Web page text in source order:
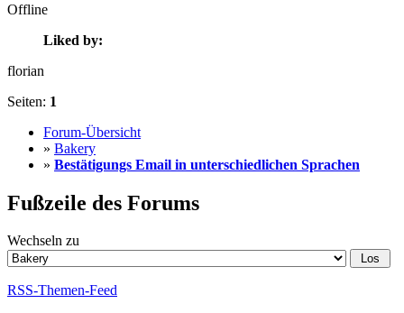
Offline
Liked by:
florian
Seiten: 1
Forum-Übersicht
» Bakery
» Bestätigungs Email in unterschiedlichen Sprachen
Fußzeile des Forums
Wechseln zu
RSS-Themen-Feed